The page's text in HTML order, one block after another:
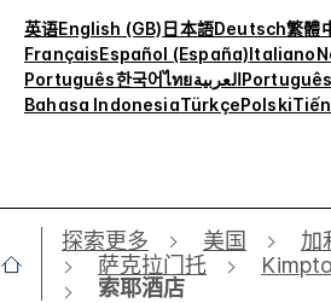
英语English (GB)日本語Deutsch繁體
FrançaisEspañol (España)Italiano
Português한국어ไทยالعربيةPortuguês
Bahasa IndonesiaTürkçePolski
探索更多 美国
加
萨克拉门托
索耶酒店